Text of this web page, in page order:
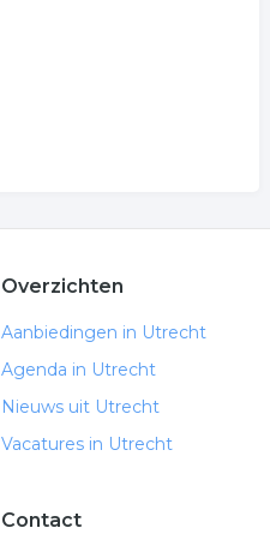
Overzichten
Aanbiedingen in Utrecht
Agenda in Utrecht
Nieuws uit Utrecht
Vacatures in Utrecht
Contact